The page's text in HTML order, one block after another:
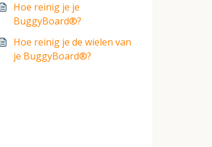
buggy of kinderwagen
bevestigen?
Hoe reinig je je
BuggyBoard®?
Hoe reinig je de wielen van
je BuggyBoard®?